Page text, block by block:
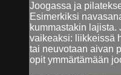
Joogassa ja
Esimerkiksi
kummastakin lajista.
vaikeaksi: liikkeissä
tai neuvotaan aivan
opit ymmärtämään